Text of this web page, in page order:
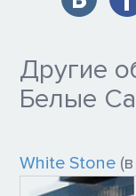
Другие
Белые
White Stone